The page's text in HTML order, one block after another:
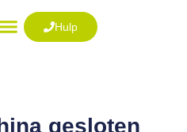
Hulp
gesloten